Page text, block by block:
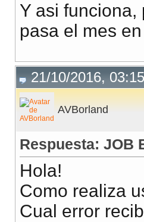
Y asi
pasa el mes
21/10/2016, 03:15
AVBorland
Respuesta: JOB
Hola!
Como realiza
Cual error